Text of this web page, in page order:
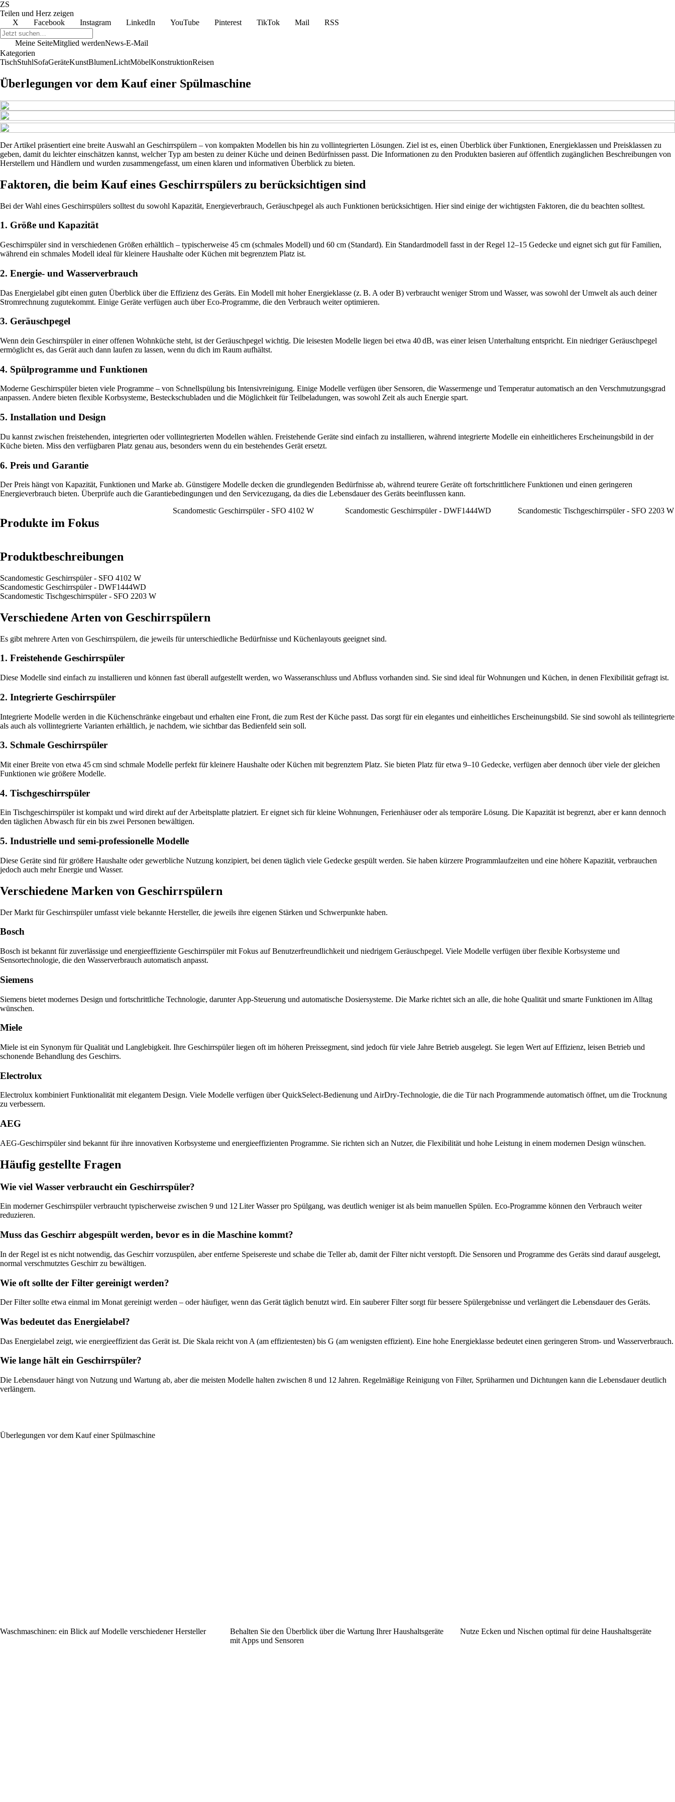
ZS
Teilen und Herz zeigen
X
Facebook Instagram LinkedIn YouTube Pinterest TikTok Mail RSS
Meine SeiteMitglied werdenNews-E-Mail
Kategorien
TischStuhlSofaGeräteKunstBlumenLichtMöbelKonstruktionReisen
Überlegungen vor dem Kauf einer Spülmaschine
Der Artikel präsentiert eine breite Auswahl an Geschirrspülern – von kompakten Modellen bis hin zu vollintegrierten Lösungen. Ziel ist es, einen Überblick über Funktionen, Energieklassen und Preisklassen zu
geben, damit du leichter einschätzen kannst, welcher Typ am besten zu deiner Küche und deinen Bedürfnissen passt. Die Informationen zu den Produkten basieren auf öffentlich zugänglichen Beschreibungen von
Herstellern und Händlern und wurden zusammengefasst, um einen klaren und informativen Überblick zu bieten.
Faktoren, die beim Kauf eines Geschirrspülers zu berücksichtigen sind
Bei der Wahl eines Geschirrspülers solltest du sowohl Kapazität, Energieverbrauch, Geräuschpegel als auch Funktionen berücksichtigen. Hier sind einige der wichtigsten Faktoren, die du beachten solltest.
1. Größe und Kapazität
Geschirrspüler sind in verschiedenen Größen erhältlich – typischerweise 45 cm (schmales Modell) und 60 cm (Standard). Ein Standardmodell fasst in der Regel 12–15 Gedecke und eignet sich gut für Familien,
während ein schmales Modell ideal für kleinere Haushalte oder Küchen mit begrenztem Platz ist.
2. Energie- und Wasserverbrauch
Das Energielabel gibt einen guten Überblick über die Effizienz des Geräts. Ein Modell mit hoher Energieklasse (z. B. A oder B) verbraucht weniger Strom und Wasser, was sowohl der Umwelt als auch deiner
Stromrechnung zugutekommt. Einige Geräte verfügen auch über Eco-Programme, die den Verbrauch weiter optimieren.
3. Geräuschpegel
Wenn dein Geschirrspüler in einer offenen Wohnküche steht, ist der Geräuschpegel wichtig. Die leisesten Modelle liegen bei etwa 40 dB, was einer leisen Unterhaltung entspricht. Ein niedriger Geräuschpegel
ermöglicht es, das Gerät auch dann laufen zu lassen, wenn du dich im Raum aufhältst.
4. Spülprogramme und Funktionen
Moderne Geschirrspüler bieten viele Programme – von Schnellspülung bis Intensivreinigung. Einige Modelle verfügen über Sensoren, die Wassermenge und Temperatur automatisch an den Verschmutzungsgrad
anpassen. Andere bieten flexible Korbsysteme, Besteckschubladen und die Möglichkeit für Teilbeladungen, was sowohl Zeit als auch Energie spart.
5. Installation und Design
Du kannst zwischen freistehenden, integrierten oder vollintegrierten Modellen wählen. Freistehende Geräte sind einfach zu installieren, während integrierte Modelle ein einheitlicheres Erscheinungsbild in der
Küche bieten. Miss den verfügbaren Platz genau aus, besonders wenn du ein bestehendes Gerät ersetzt.
6. Preis und Garantie
Der Preis hängt von Kapazität, Funktionen und Marke ab. Günstigere Modelle decken die grundlegenden Bedürfnisse ab, während teurere Geräte oft fortschrittlichere Funktionen und einen geringeren
Energieverbrauch bieten. Überprüfe auch die Garantiebedingungen und den Servicezugang, da dies die Lebensdauer des Geräts beeinflussen kann.
Produkte im Fokus
Scandomestic Geschirrspüler - SFO 4102 W Scandomestic Geschirrspüler - DWF1444WD Scandomestic Tischgeschirrspüler - SFO 2203 W
Produktbeschreibungen
Scandomestic Geschirrspüler - SFO 4102 W
Scandomestic Geschirrspüler - DWF1444WD
Scandomestic Tischgeschirrspüler - SFO 2203 W
Verschiedene Arten von Geschirrspülern
Es gibt mehrere Arten von Geschirrspülern, die jeweils für unterschiedliche Bedürfnisse und Küchenlayouts geeignet sind.
1. Freistehende Geschirrspüler
Diese Modelle sind einfach zu installieren und können fast überall aufgestellt werden, wo Wasseranschluss und Abfluss vorhanden sind. Sie sind ideal für Wohnungen und Küchen, in denen Flexibilität gefragt ist.
2. Integrierte Geschirrspüler
Integrierte Modelle werden in die Küchenschränke eingebaut und erhalten eine Front, die zum Rest der Küche passt. Das sorgt für ein elegantes und einheitliches Erscheinungsbild. Sie sind sowohl als teilintegrierte
als auch als vollintegrierte Varianten erhältlich, je nachdem, wie sichtbar das Bedienfeld sein soll.
3. Schmale Geschirrspüler
Mit einer Breite von etwa 45 cm sind schmale Modelle perfekt für kleinere Haushalte oder Küchen mit begrenztem Platz. Sie bieten Platz für etwa 9–10 Gedecke, verfügen aber dennoch über viele der gleichen
Funktionen wie größere Modelle.
4. Tischgeschirrspüler
Ein Tischgeschirrspüler ist kompakt und wird direkt auf der Arbeitsplatte platziert. Er eignet sich für kleine Wohnungen, Ferienhäuser oder als temporäre Lösung. Die Kapazität ist begrenzt, aber er kann dennoch
den täglichen Abwasch für ein bis zwei Personen bewältigen.
5. Industrielle und semi-professionelle Modelle
Diese Geräte sind für größere Haushalte oder gewerbliche Nutzung konzipiert, bei denen täglich viele Gedecke gespült werden. Sie haben kürzere Programmlaufzeiten und eine höhere Kapazität, verbrauchen
jedoch auch mehr Energie und Wasser.
Verschiedene Marken von Geschirrspülern
Der Markt für Geschirrspüler umfasst viele bekannte Hersteller, die jeweils ihre eigenen Stärken und Schwerpunkte haben.
Bosch
Bosch ist bekannt für zuverlässige und energieeffiziente Geschirrspüler mit Fokus auf Benutzerfreundlichkeit und niedrigem Geräuschpegel. Viele Modelle verfügen über flexible Korbsysteme und
Sensortechnologie, die den Wasserverbrauch automatisch anpasst.
Siemens
Siemens bietet modernes Design und fortschrittliche Technologie, darunter App-Steuerung und automatische Dosiersysteme. Die Marke richtet sich an alle, die hohe Qualität und smarte Funktionen im Alltag
wünschen.
Miele
Miele ist ein Synonym für Qualität und Langlebigkeit. Ihre Geschirrspüler liegen oft im höheren Preissegment, sind jedoch für viele Jahre Betrieb ausgelegt. Sie legen Wert auf Effizienz, leisen Betrieb und
schonende Behandlung des Geschirrs.
Electrolux
Electrolux kombiniert Funktionalität mit elegantem Design. Viele Modelle verfügen über QuickSelect-Bedienung und AirDry-Technologie, die die Tür nach Programmende automatisch öffnet, um die Trocknung
zu verbessern.
AEG
AEG-Geschirrspüler sind bekannt für ihre innovativen Korbsysteme und energieeffizienten Programme. Sie richten sich an Nutzer, die Flexibilität und hohe Leistung in einem modernen Design wünschen.
Häufig gestellte Fragen
Wie viel Wasser verbraucht ein Geschirrspüler?
Ein moderner Geschirrspüler verbraucht typischerweise zwischen 9 und 12 Liter Wasser pro Spülgang, was deutlich weniger ist als beim manuellen Spülen. Eco-Programme können den Verbrauch weiter
reduzieren.
Muss das Geschirr abgespült werden, bevor es in die Maschine kommt?
In der Regel ist es nicht notwendig, das Geschirr vorzuspülen, aber entferne Speisereste und schabe die Teller ab, damit der Filter nicht verstopft. Die Sensoren und Programme des Geräts sind darauf ausgelegt,
normal verschmutztes Geschirr zu bewältigen.
Wie oft sollte der Filter gereinigt werden?
Der Filter sollte etwa einmal im Monat gereinigt werden – oder häufiger, wenn das Gerät täglich benutzt wird. Ein sauberer Filter sorgt für bessere Spülergebnisse und verlängert die Lebensdauer des Geräts.
Was bedeutet das Energielabel?
Das Energielabel zeigt, wie energieeffizient das Gerät ist. Die Skala reicht von A (am effizientesten) bis G (am wenigsten effizient). Eine hohe Energieklasse bedeutet einen geringeren Strom- und Wasserverbrauch.
Wie lange hält ein Geschirrspüler?
Die Lebensdauer hängt von Nutzung und Wartung ab, aber die meisten Modelle halten zwischen 8 und 12 Jahren. Regelmäßige Reinigung von Filter, Sprüharmen und Dichtungen kann die Lebensdauer deutlich
verlängern.
Überlegungen vor dem Kauf einer Spülmaschine
Waschmaschinen: ein Blick auf Modelle verschiedener Hersteller
Behalten Sie den Überblick über die Wartung Ihrer Haushaltsgeräte
mit Apps und Sensoren
Nutze Ecken und Nischen optimal für deine Haushaltsgeräte